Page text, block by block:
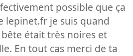
possible que ça
lepinet.fr je suis quand
était très noires et
En tout cas merci de ta